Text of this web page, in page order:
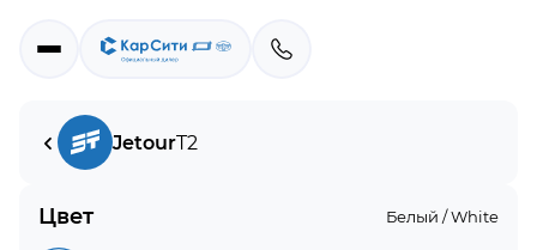
JetourT2
Цвет Белый / White